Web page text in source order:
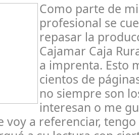
Como parte de
profesional se
repasar la
Cajamar Caja
a imprenta. Esto
cientos de
no siempre son
interesan o me
voy a referenciar,